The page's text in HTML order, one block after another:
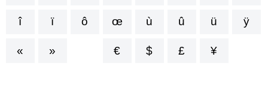
î ï ô œ ù û ü ÿ
« » € $ £ ¥